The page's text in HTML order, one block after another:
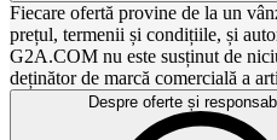
Fiecare ofertă provine de la un
prețul, termenii și condițiile, și
G2A.COM nu este susținut de
deținător de marcă comercială a
Despre oferte și